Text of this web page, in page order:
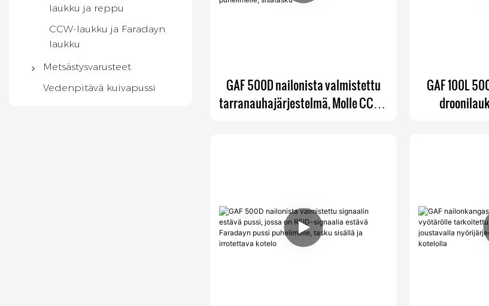
laukku ja reppu
CCW-laukku ja Faradayn
laukku
Metsästysvarusteet
Metsästysreppu
Vedenpitävä kuivapussi
GAF 500D nailonista valmistettu
tarranauhajärjestelmä, Molle CCW -
GAF 100L